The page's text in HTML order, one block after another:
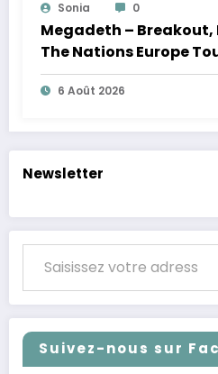
Sonia 0
Megadeth –
The Nations Europe
6 Août 2026
Newsletter
Saisissez votre adresse e-mail…
Suivez-nous sur